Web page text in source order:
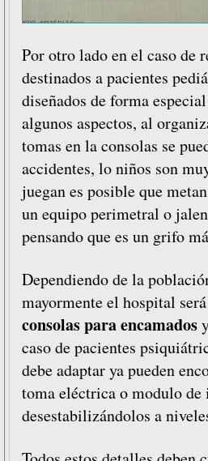
Por otro lado en el caso de
destinados a pacientes
diseñados de forma
algunos aspectos, al
tomas en la consolas se
accidentes, lo niños son
juegan es posible que
un equipo perimetral o
pensando que es un grifo
Dependiendo de la
mayormente el hospital
consolas para encamados
caso de pacientes
debe adaptar ya pueden
toma eléctrica o modulo
desestabilizándolos a